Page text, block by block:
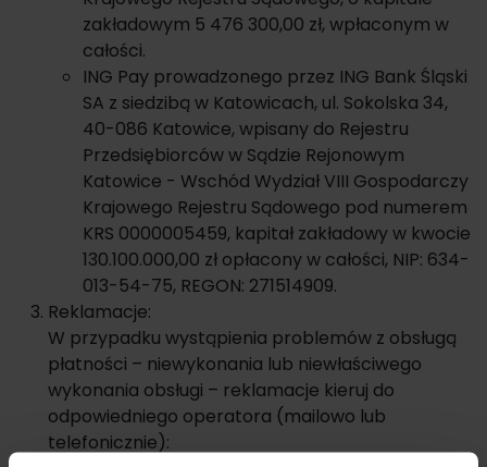
zakładowym 5 476 300,00 zł, wpłaconym w
całości.
ING Pay prowadzonego przez ING Bank Śląski
SA z siedzibą w Katowicach, ul. Sokolska 34,
40-086 Katowice, wpisany do Rejestru
Przedsiębiorców w Sądzie Rejonowym
Katowice - Wschód Wydział VIII Gospodarczy
Krajowego Rejestru Sądowego pod numerem
KRS 0000005459, kapitał zakładowy w kwocie
130.100.000,00 zł opłacony w całości, NIP: 634-
013-54-75, REGON: 271514909.
Reklamacje:
W przypadku wystąpienia problemów z obsługą
płatności – niewykonania lub niewłaściwego
wykonania obsługi – reklamacje kieruj do
odpowiedniego operatora (mailowo lub
telefonicznie):